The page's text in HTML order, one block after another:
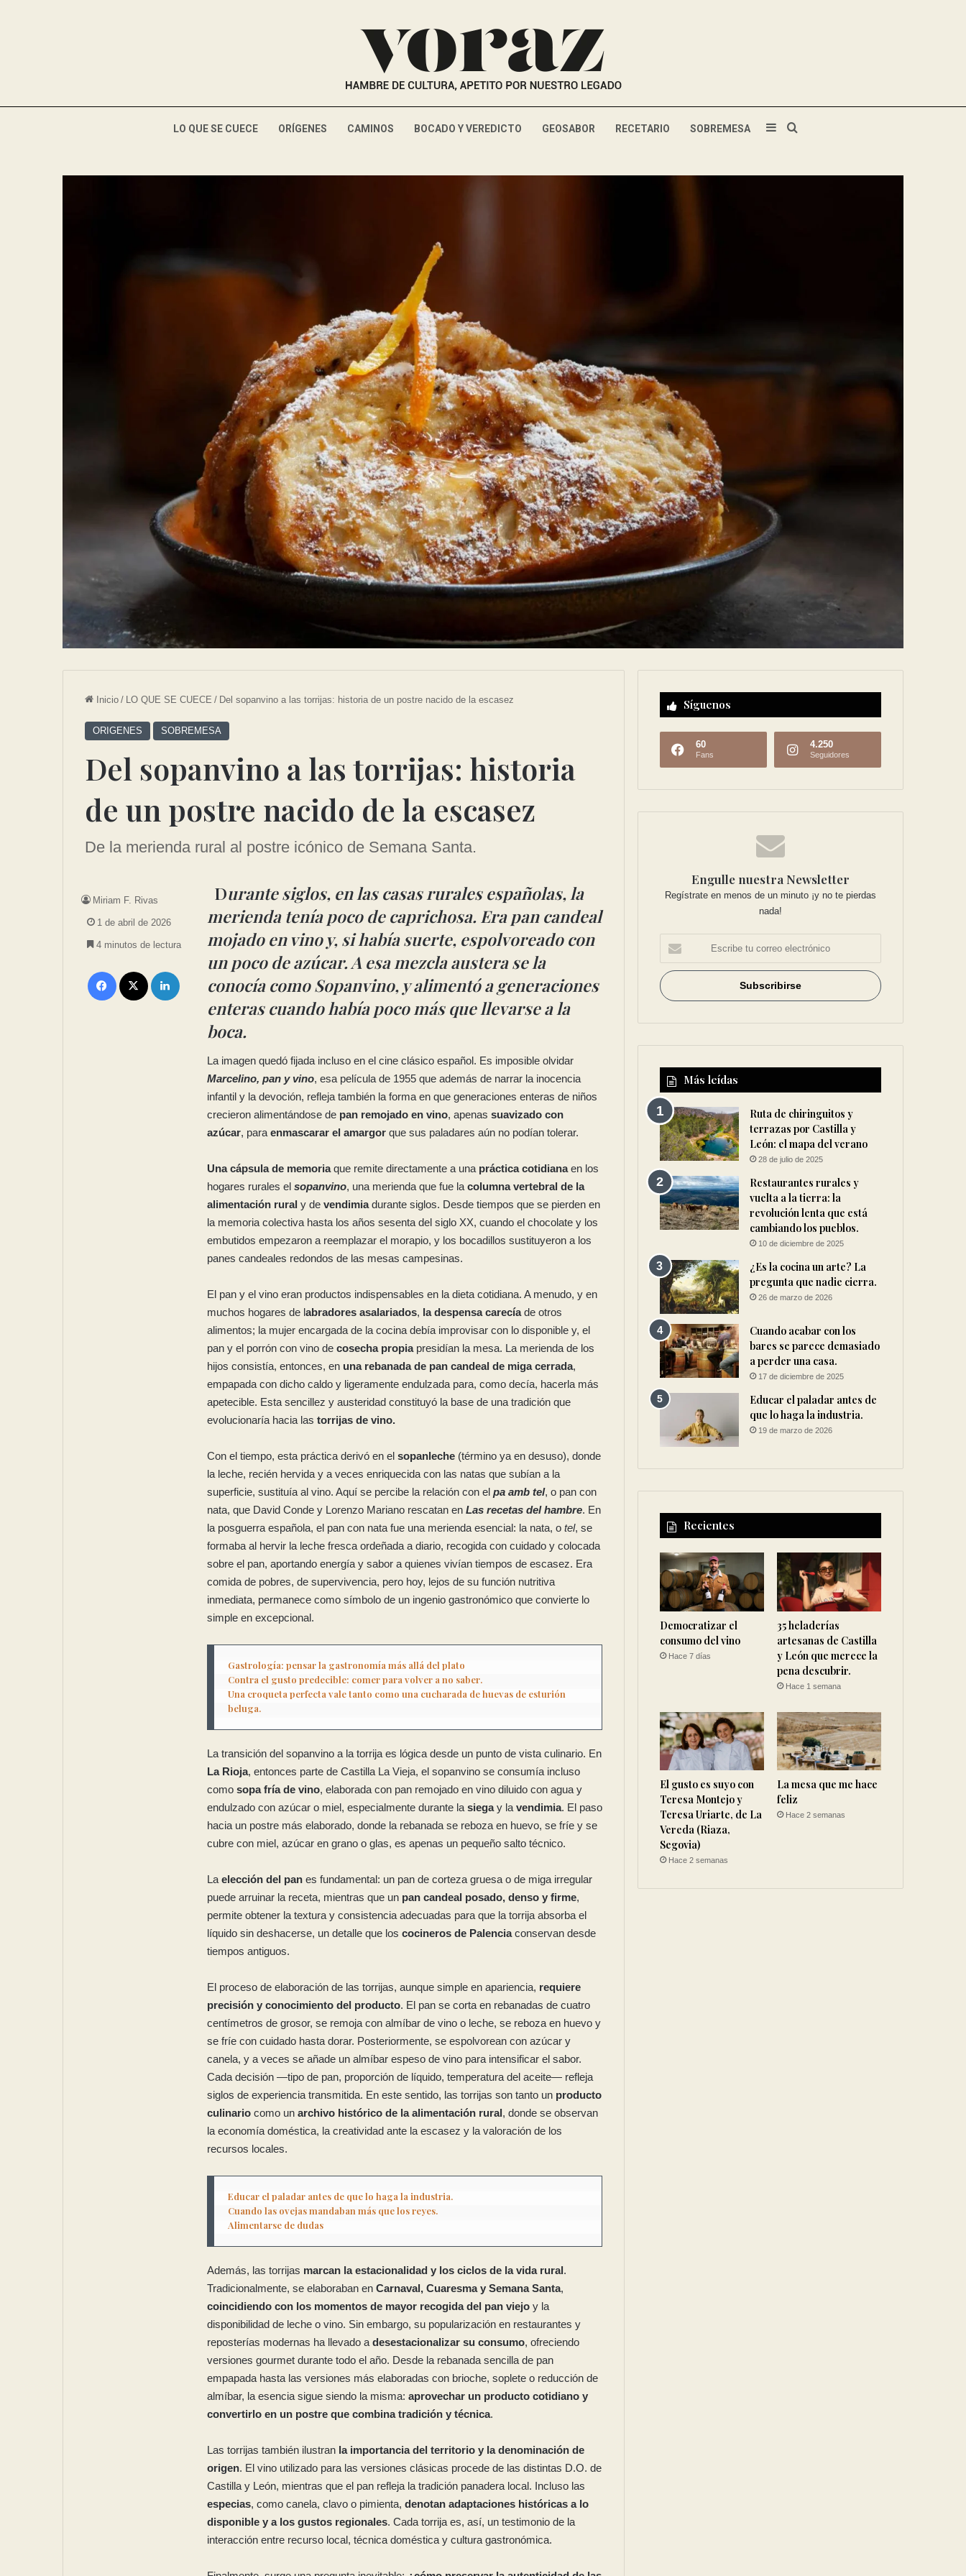
LO QUE SE CUECE ORÍGENES CAMINOS BOCADO Y VEREDICTO GEOSABOR RECETARIO SOBREMESA
Inicio / LO QUE SE CUECE / Del sopanvino a las torrijas: historia de un postre nacido de la escasez
ORIGENES SOBREMESA
Del sopanvino a las torrijas: historia
de un postre nacido de la escasez
De la merienda rural al postre icónico de Semana Santa.
Durante siglos, en las casas rurales españolas, la
merienda tenía poco de caprichosa. Era pan candeal
mojado en vino y, si había suerte, espolvoreado con
un poco de azúcar. A esa mezcla austera se la
conocía como Sopanvino, y alimentó a generaciones
enteras cuando había poco más que llevarse a la
boca.
La imagen quedó fijada incluso en el cine clásico español. Es imposible olvidar
Marcelino, pan y vino, esa película de 1955 que además de narrar la inocencia
infantil y la devoción, refleja también la forma en que generaciones enteras de niños
crecieron alimentándose de pan remojado en vino, apenas suavizado con
azúcar, para enmascarar el amargor que sus paladares aún no podían tolerar.
Una cápsula de memoriaque remite directamente a una práctica cotidianaen los
hogares rurales el sopanvino, una merienda que fue la columna vertebral de la
alimentación rural y de vendimiadurante siglos. Desde tiempos que se pierden en
la memoria colectiva hasta los años sesenta del siglo XX, cuando el chocolate y los
embutidos empezaron a reemplazar el morapio, y los bocadillos sustituyeron a los
panes candeales redondos de las mesas campesinas.
El pan y el vino eran productos indispensables en la dieta cotidiana. A menudo, y en
muchos hogares de labradores asalariados, la despensa carecíade otros
alimentos; la mujer encargada de la cocina debía improvisar con lo disponible y, el
pan y el porrón con vino de cosecha propiapresidían la mesa. La merienda de los
hijos consistía, entonces, en una rebanada de pan candeal de miga cerrada,
empapada con dicho caldo y ligeramente endulzada para, como decía, hacerla más
apetecible. Esta sencillez y austeridad constituyó la base de una tradición que
evolucionaría hacia las torrijas de vino.
Con el tiempo, esta práctica derivó en el sopanleche (término ya en desuso), donde
la leche, recién hervida y a veces enriquecida con las natas que subían a la
superficie, sustituía al vino. Aquí se percibe la relación con el pa amb tel, o pan con
nata, que David Conde y Lorenzo Mariano rescatan en Las recetas del hambre. En
la posguerra española, el pan con nata fue una merienda esencial: la nata, o tel, se
formaba al hervir la leche fresca ordeñada a diario, recogida con cuidado y colocada
sobre el pan, aportando energía y sabor a quienes vivían tiempos de escasez. Era
comida de pobres, de supervivencia, pero hoy, lejos de su función nutritiva
inmediata, permanece como símbolo de un ingenio gastronómico que convierte lo
simple en excepcional.
Gastrología: pensar la gastronomía más allá del plato
Contra el gusto predecible: comer para volver a no saber.
Una croqueta perfecta vale tanto como una cucharada de huevas de esturión
beluga.
La transición del sopanvino a la torrija es lógica desde un punto de vista culinario. En
La Rioja, entonces parte de Castilla La Vieja, el sopanvino se consumía incluso
como sopa fría de vino, elaborada con pan remojado en vino diluido con agua y
endulzado con azúcar o miel, especialmente durante la siegay la vendimia. El paso
hacia un postre más elaborado, donde la rebanada se reboza en huevo, se fríe y se
cubre con miel, azúcar en grano o glas, es apenas un pequeño salto técnico.
La elección del pan es fundamental: un pan de corteza gruesa o de miga irregular
puede arruinar la receta, mientras que un pan candeal posado, denso y firme,
permite obtener la textura y consistencia adecuadas para que la torrija absorba el
líquido sin deshacerse, un detalle que los cocineros de Palenciaconservan desde
tiempos antiguos.
El proceso de elaboración de las torrijas, aunque simple en apariencia, requiere
precisión y conocimiento del producto. El pan se corta en rebanadas de cuatro
centímetros de grosor, se remoja con almíbar de vino o leche, se reboza en huevo y
se fríe con cuidado hasta dorar. Posteriormente, se espolvorean con azúcar y
canela, y a veces se añade un almíbar espeso de vino para intensificar el sabor.
Cada decisión —tipo de pan, proporción de líquido, temperatura del aceite— refleja
siglos de experiencia transmitida. En este sentido, las torrijas son tanto un producto
culinario como un archivo histórico de la alimentación rural, donde se observan
la economía doméstica, la creatividad ante la escasez y la valoración de los
recursos locales.
Educar el paladar antes de que lo haga la industria.
Cuando las ovejas mandaban más que los reyes.
Alimentarse de dudas
Además, las torrijas marcan la estacionalidad y los ciclos de la vida rural.
Tradicionalmente, se elaboraban en Carnaval, Cuaresma y Semana Santa,
coincidiendo con los momentos de mayor recogida del pan viejo y la
disponibilidad de leche o vino. Sin embargo, su popularización en restaurantes y
reposterías modernas ha llevado a desestacionalizar su consumo, ofreciendo
versiones gourmet durante todo el año. Desde la rebanada sencilla de pan
empapada hasta las versiones más elaboradas con brioche, soplete o reducción de
almíbar, la esencia sigue siendo la misma: aprovechar un producto cotidiano y
convertirlo en un postre que combina tradición y técnica.
Las torrijas también ilustran la importancia del territorio y la denominación de
origen. El vino utilizado para las versiones clásicas procede de las distintas D.O. de
Castilla y León, mientras que el pan refleja la tradición panadera local. Incluso las
especias, como canela, clavo o pimienta, denotan adaptaciones históricas a lo
disponible y a los gustos regionales. Cada torrija es, así, un testimonio de la
interacción entre recurso local, técnica doméstica y cultura gastronómica.
Miriam F. Rivas
1 de abril de 2026
4 minutos de lectura
Síguenos
60
Fans
4.250
Seguidores
Engulle nuestra Newsletter
Regístrate en menos de un minuto ¡y no te pierdas
nada!
Más leídas
Ruta de chiringuitos y
terrazas por Castilla y
León: el mapa del verano
28 de julio de 2025
Restaurantes rurales y
vuelta a la tierra: la
revolución lenta que está
cambiando los pueblos.
10 de diciembre de 2025
¿Es la cocina un arte? La
pregunta que nadie cierra.
26 de marzo de 2026
Cuando acabar con los
bares se parece demasiado
a perder una casa.
17 de diciembre de 2025
Educar el paladar antes de
que lo haga la industria.
19 de marzo de 2026
Recientes
Democratizar el
consumo del vino
Hace 7 días
35 heladerías
artesanas de Castilla
y León que merece la
pena descubrir.
Hace 1 semana
El gusto es suyo con
Teresa Montejo y
Teresa Uriarte, de La
Vereda (Riaza,
Segovia)
Hace 2 semanas
La mesa que me hace
feliz
Hace 2 semanas